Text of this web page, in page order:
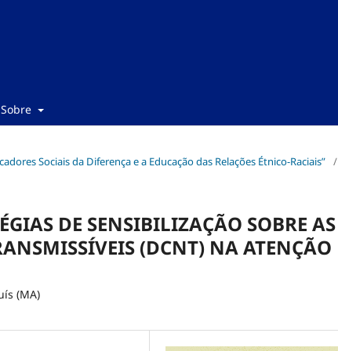
Sobre
Sociais da Diferença e a Educação das Relações Étnico-Raciais” /
DE SENSIBILIZAÇÃO SOBRE AS
(DCNT) NA ATENÇÃO
(MA)